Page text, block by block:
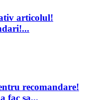
articolul!
recomandare!